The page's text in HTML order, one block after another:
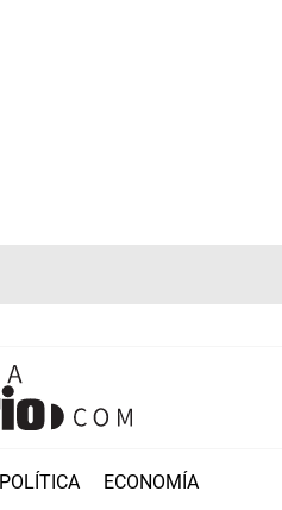
POLÍTICA ECONOMÍA